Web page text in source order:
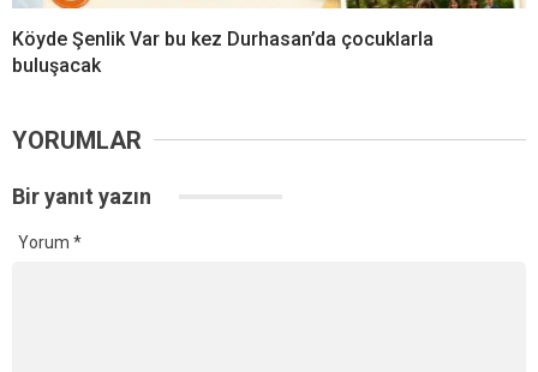
Köyde Şenlik Var bu kez Durhasan’da çocuklarla
buluşacak
YORUMLAR
Bir yanıt yazın
Yorum *